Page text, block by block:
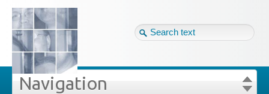
Tag cloud
Site map
Login
Navigation